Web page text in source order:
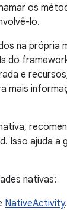
os
lo.
na própria
do
e
mais
Isso ajuda a
nativas:
NativeActivity